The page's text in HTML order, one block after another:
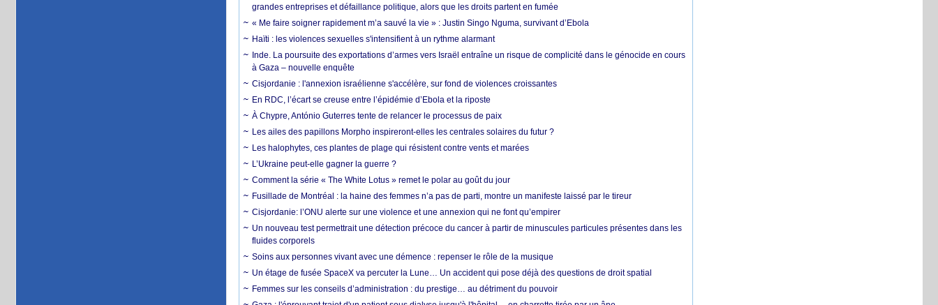
grandes entreprises et défaillance politique, alors que les droits partent en fumée
« Me faire soigner rapidement m’a sauvé la vie » : Justin Singo Nguma, survivant d’Ebola
Haïti : les violences sexuelles s'intensifient à un rythme alarmant
Inde. La poursuite des exportations d’armes vers Israël entraîne un risque de complicité dans le génocide en cours
à Gaza – nouvelle enquête
Cisjordanie : l'annexion israélienne s'accélère, sur fond de violences croissantes
En RDC, l’écart se creuse entre l’épidémie d’Ebola et la riposte
À Chypre, António Guterres tente de relancer le processus de paix
Les ailes des papillons Morpho inspireront-elles les centrales solaires du futur ?
Les halophytes, ces plantes de plage qui résistent contre vents et marées
L’Ukraine peut-elle gagner la guerre ?
Comment la série « The White Lotus » remet le polar au goût du jour
Fusillade de Montréal : la haine des femmes n’a pas de parti, montre un manifeste laissé par le tireur
Cisjordanie: l’ONU alerte sur une violence et une annexion qui ne font qu’empirer
Un nouveau test permettrait une détection précoce du cancer à partir de minuscules particules présentes dans les
fluides corporels
Soins aux personnes vivant avec une démence : repenser le rôle de la musique
Un étage de fusée SpaceX va percuter la Lune… Un accident qui pose déjà des questions de droit spatial
Femmes sur les conseils d’administration : du prestige… au détriment du pouvoir